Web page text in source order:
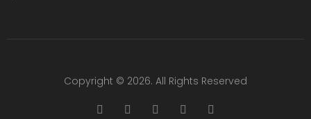
Copyright © 2026. All Rights Reserved